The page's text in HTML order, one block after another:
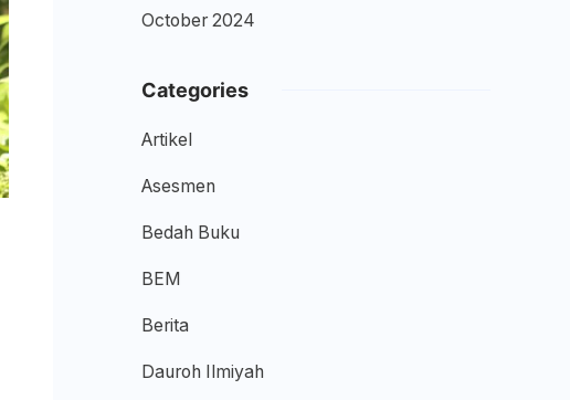
October 2024
Categories
Artikel
Asesmen
Bedah Buku
BEM
Berita
Dauroh Ilmiyah